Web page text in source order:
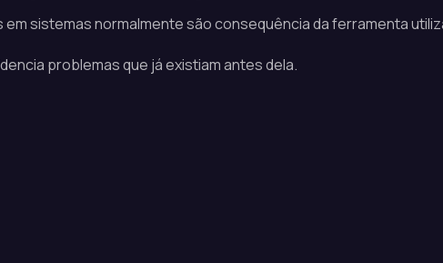
sistemas normalmente são consequência da ferramenta
problemas que já existiam antes dela.